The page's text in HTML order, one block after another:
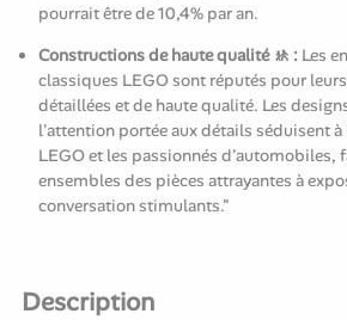
pourrait être de 10,4% par an.
Constructions de haute qualité 🚸 : Les
classiques LEGO sont réputés pour
détaillées et de haute qualité. Les
l'attention portée aux détails séduisent à
LEGO et les passionnés d'automobiles,
ensembles des pièces attrayantes à
conversation stimulants."
Description